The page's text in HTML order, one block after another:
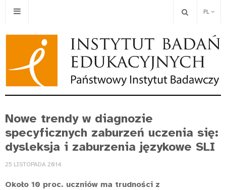
PL
Nowe trendy w diagnozie
specyficznych zaburzeń uczenia się:
dysleksja i zaburzenia językowe SLI
25 LISTOPADA 2014
Około 10 proc. uczniów ma trudności z